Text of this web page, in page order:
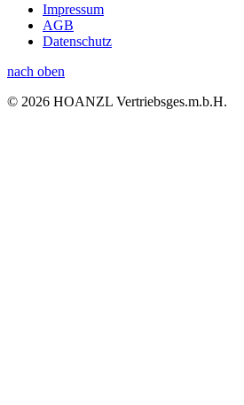
Impressum
AGB
Datenschutz
nach oben
© 2026 HOANZL Vertriebsges.m.b.H.